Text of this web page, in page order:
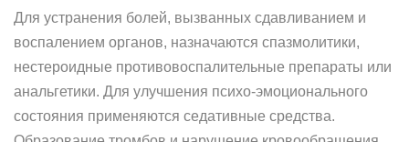
Для устранения болей, вызванных сдавливанием и
воспалением органов, назначаются спазмолитики,
нестероидные противовоспалительные препараты или
анальгетики. Для улучшения психо-эмоционального
состояния применяются седативные средства.